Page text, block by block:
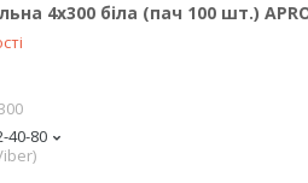
4x300 біла (пач 100 шт.)
40-80